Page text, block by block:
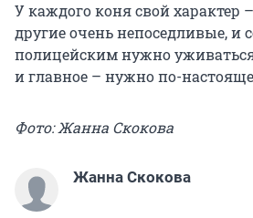
У каждого коня свой характер
другие очень непоседливые, и
полицейским нужно
и главное – нужно по-
Фото: Жанна Скокова
Жанна Скокова